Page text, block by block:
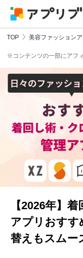
TOP 美容ファッションア
※コンテンツの一部にアフ
【2026年】
アプリおす
替えもスムー